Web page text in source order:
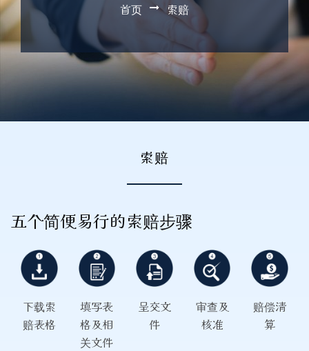
首页 索赔
索赔
五个简便易行的索赔步骤
下载索
赔表格
填写表
格及相
关文件
呈交文
件
审查及
核准
赔偿清
算